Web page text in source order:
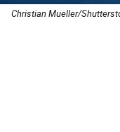
Christian Mueller/